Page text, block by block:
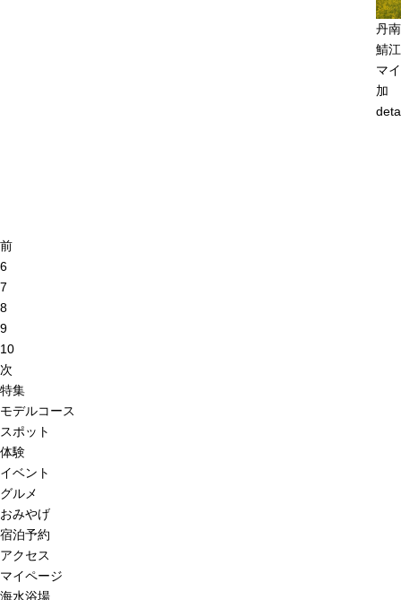
丹南
鯖
マ
加
前
6
7
8
9
10
次
特集
モデルコース
スポット
体験
イベント
グルメ
おみやげ
宿泊予約
アクセス
マイページ
海水浴場